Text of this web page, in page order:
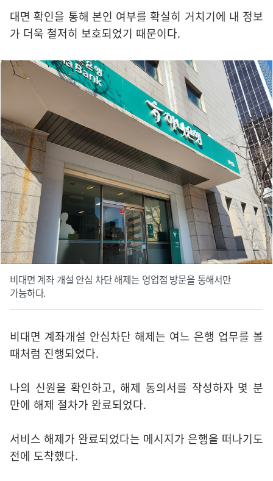
대면 확인을 통해 본인 여부를 확실히 거치기에 내 정보
가 더욱 철저히 보호되었기 때문이다.
비대면 계좌 개설 안심 차단 해제는 영업점 방문을 통해서만
가능하다.
비대면 계좌개설 안심차단 해제는 여느 은행 업무를 볼
때처럼 진행되었다.
나의 신원을 확인하고, 해제 동의서를 작성하자 몇 분
만에 해제 절차가 완료되었다.
서비스 해제가 완료되었다는 메시지가 은행을 떠나기도
전에 도착했다.